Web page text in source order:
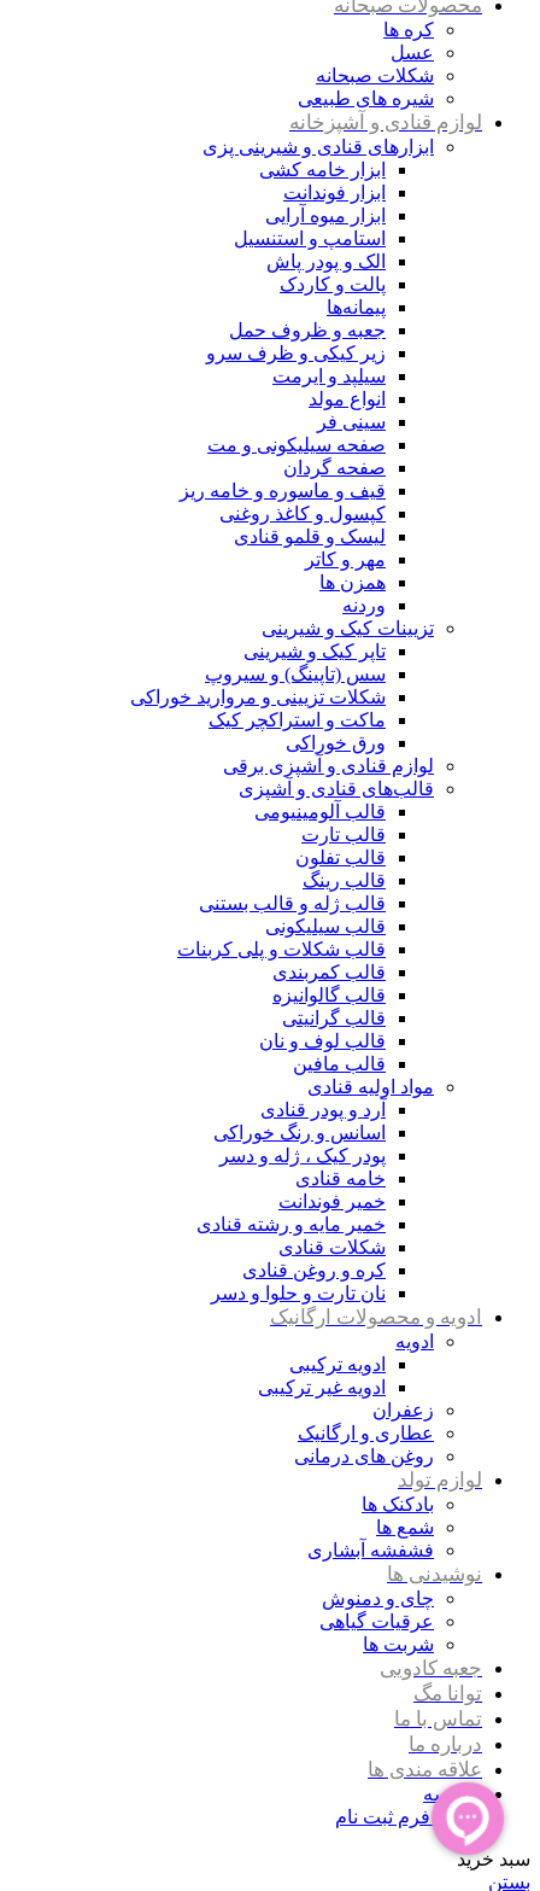
محصولات صبحانه
کره ها
عسل
شکلات صبحانه
شیره های طبیعی
لوازم قنادی و آشپزخانه
ابزارهای قنادی و شیرینی پزی
ابزار خامه کشی
ابزار فوندانت
ابزار میوه آرایی
استامپ و استنسیل
الک و پودر پاش
پالت و کاردک
پیمانه‌ها
جعبه و ظروف حمل
زیر کیکی و ظرف سرو
سیلپد و ایرمت
انواع مولد
سینی فر
صفحه سیلیکونی و مت
صفحه گردان
قیف و ماسوره و خامه ریز
کپسول و کاغذ روغنی
لیسک و قلمو قنادی
مهر و کاتر
همزن ها
وردنه
تزیینات کیک و شیرینی
تاپر کیک و شیرینی
سس (تاپینگ) و سیروپ
شکلات تزیینی و مروارید خوراکی
ماکت و استراکچر کیک
ورق خوراکی
لوازم قنادی و آشپزی برقی
قالب‌های قنادی و آشپزی
قالب آلومینیومی
قالب تارت
قالب تفلون
قالب رینگ
قالب ژله و قالب بستنی
قالب سیلیکونی
قالب شکلات و پلی کربنات
قالب کمربندی
قالب گالوانیزه
قالب گرانیتی
قالب لوف و نان
قالب مافین
مواد اولیه قنادی
آرد و پودر قنادی
اسانس و رنگ خوراکی
پودر کیک ، ژله و دسر
خامه قنادی
خمیر فوندانت
خمیر مایه و رشته قنادی
شکلات قنادی
کره و روغن قنادی
نان تارت و حلوا و دسر
ادویه و محصولات ارگانیک
ادویه
ادویه ترکیبی
ادویه غیر ترکیبی
زعفران
عطاری و ارگانیک
روغن های درمانی
لوازم تولد
بادکنک ها
شمع ها
فشفشه آبشاری
نوشیدنی ها
چای و دمنوش
عرقیات گیاهی
شربت ها
جعبه کادویی
توانا مگ
تماس با ما
درباره ما
علاقه مندی ها
مقایسه
ورود / فرم ثبت نام
سبد خرید
بستن